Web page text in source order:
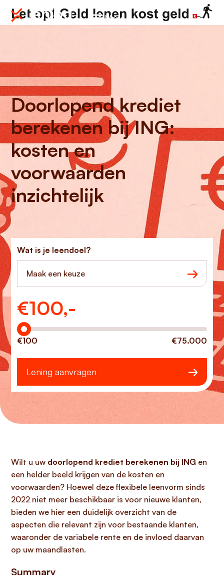
Menu
Doorlopend krediet
berekenen bij ING:
kosten en
voorwaarden
inzichtelijk
Wat is je leendoel?
Maak een keuze
€100,-
Hoeveel wilt u lenen?
€100 €75.000
Lening aanvragen
Wilt u uw doorlopend krediet berekenen bij ING en
een helder beeld krijgen van de kosten en
voorwaarden? Hoewel deze flexibele leenvorm sinds
2022 niet meer beschikbaar is voor nieuwe klanten,
bieden we hier een duidelijk overzicht van de
aspecten die relevant zijn voor bestaande klanten,
waaronder de variabele rente en de invloed daarvan
op uw maandlasten.
Summary